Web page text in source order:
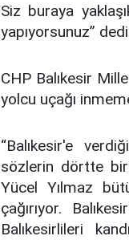
Siz buraya
yapıyorsunuz”
CHP Balıkesir
yolcu uçağı
“Balıkesir'e
sözlerin dörtte
Yücel Yılmaz
çağırıyor.
Balıkesirlileri